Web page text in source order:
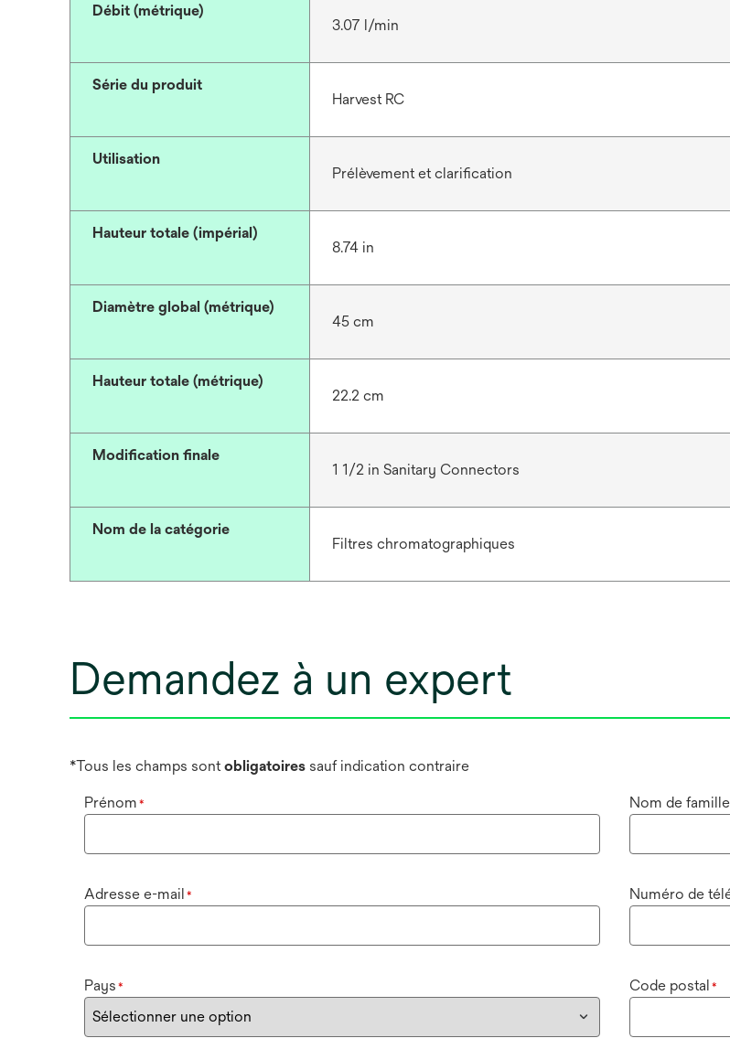
Débit (métrique)
3.07 l/min
Série du produit
Harvest RC
Utilisation
Prélèvement et clarification
Hauteur totale (impérial)
8.74 in
Diamètre global (métrique)
45 cm
Hauteur totale (métrique)
22.2 cm
Modification finale
1 1/2 in Sanitary Connectors
Nom de la catégorie
Filtres chromatographiques
Demandez à un expert
*Tous les champs sontobligatoires sauf indication contraire
Prénom * Nom de famille
Adresse e-mail * Numéro de
Pays * Code postal *